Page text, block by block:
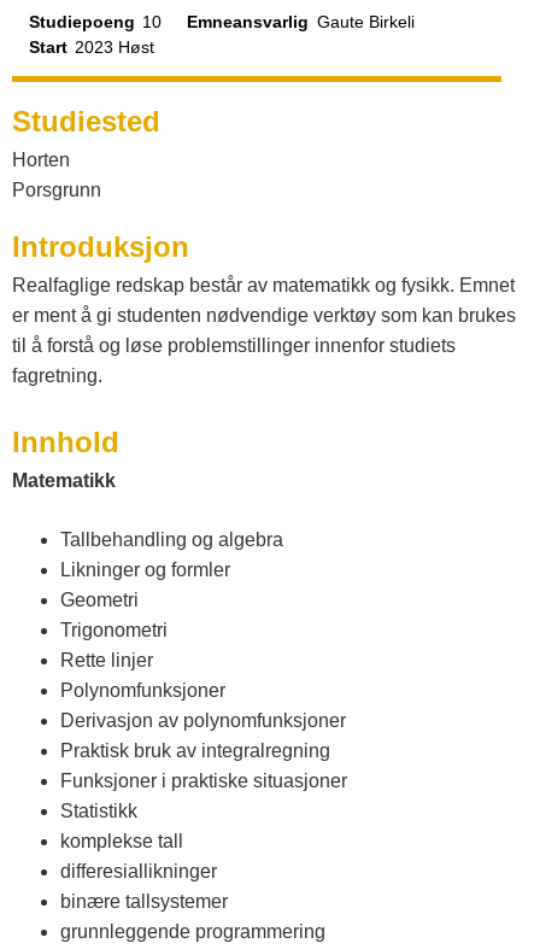
t
a
l
o
g
V
e
s
t
f
o
l
d
Studiepoeng 10 Emneansvarlig Gaute Birkeli
Start 2023 Høst
Studiested
Horten
Porsgrunn
Introduksjon
Realfaglige redskap består av matematikk og fysikk. Emnet
er ment å gi studenten nødvendige verktøy som kan brukes
til å forstå og løse problemstillinger innenfor studiets
fagretning.
Innhold
Matematikk
Tallbehandling og algebra
Likninger og formler
Geometri
Trigonometri
Rette linjer
Polynomfunksjoner
Derivasjon av polynomfunksjoner
Praktisk bruk av integralregning
Funksjoner i praktiske situasjoner
Statistikk
komplekse tall
differesiallikninger
binære tallsystemer
grunnleggende programmering